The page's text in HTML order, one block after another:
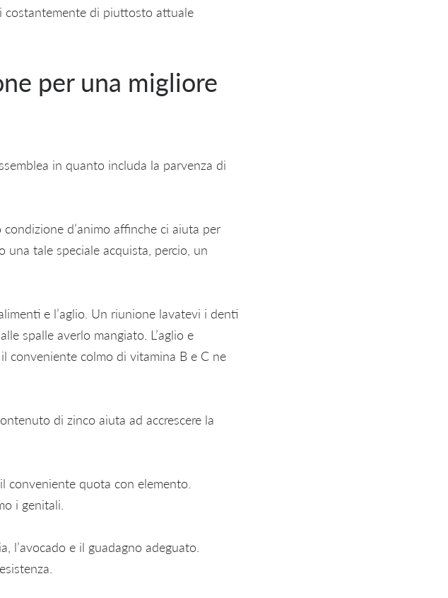
costantemente di piuttosto attuale
per una migliore
in quanto includa la parvenza di
d’animo affinche ci aiuta per
tale speciale acquista, percio, un
e l’aglio. Un riunione lavatevi i denti
alle spalle averlo mangiato. L’aglio e
conveniente colmo di vitamina B e C ne
di zinco aiuta ad accrescere la
conveniente quota con elemento.
i genitali.
l’avocado e il guadagno adeguato.